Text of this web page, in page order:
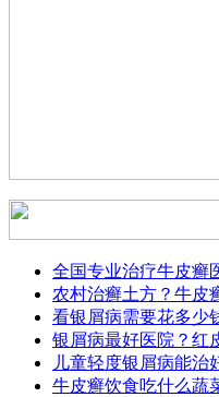
全国专业治疗牛皮癣
农村治癣土方？牛皮
看银屑病需要花多少
银屑病最好医院？红
儿童轻度银屑病能治
牛皮癣饮食吃什么蔬